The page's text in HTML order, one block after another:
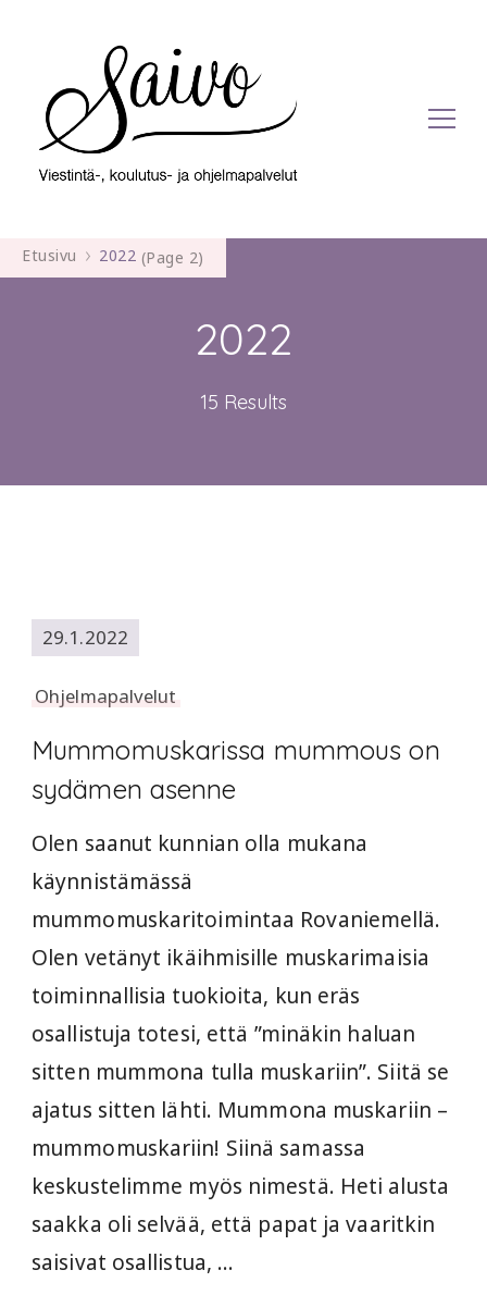
Saivo
Etusivu 2022 (Page 2)
2022
15 Results
29.1.2022
Ohjelmapalvelut
Mummomuskarissa mummous on
sydämen asenne
Olen saanut kunnian olla mukana
käynnistämässä
mummomuskaritoimintaa Rovaniemellä.
Olen vetänyt ikäihmisille muskarimaisia
toiminnallisia tuokioita, kun eräs
osallistuja totesi, että ”minäkin haluan
sitten mummona tulla muskariin”. Siitä se
ajatus sitten lähti. Mummona muskariin –
mummomuskariin! Siinä samassa
keskustelimme myös nimestä. Heti alusta
saakka oli selvää, että papat ja vaaritkin
saisivat osallistua, …